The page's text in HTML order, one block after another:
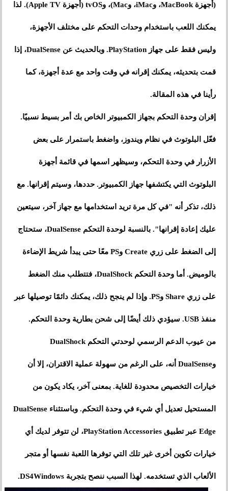
(أجهزة MacBook، وiMac، وMac)، وtvOS (أجهزة Apple TV). لذا
يمكنك اللعب باستخدام وحدات التحكم على مختلف الأجهزة،
وليس فقط على جهاز PlayStation. وبالحديث عن DualSense، إذا
قمت بتحديثه، يمكنك إقرانه في وقت واحد مع عدة أجهزة، كما
رأينا في هذه المقالة.
إقران وحدة التحكم بجهاز الكمبيوتر الخاص بك أمر بسيط نسبيًا.
فعّل البلوتوث في نظام ويندوز، واضغط باستمرار على بعض
الأزرار في وحدة التحكم، وسيظهر اسمها في قائمة أجهزة
البلوتوث التي يكتشفها جهاز الكمبيوتر. حددها، وسيتم إقرانها. مع
ذلك، تذكر أنه "في كل مرة تريد استخدامها مع جهاز آخر، سيتعين
عليك إعادة إقرانها". بالنسبة لوحدة التحكم DualSense، ستحتاج
إلى الضغط على زري Create وPS معًا حتى يبدأ شريط الإضاءة
بالوميض. أما وحدة التحكم DualShock، فتتطلب منك الضغط
على زري Share وPS. وإذا لم ينجح ذلك، يمكنك دائمًا توصيلها عبر
منفذ USB. سيؤدي ذلك أيضًا إلى شحن بطارية وحدة التحكم.
من عيوب الدعم الرسمي لوحدتي التحكم DualShock
وDualSense أنه، على الرغم من سهولة عملية الاقتران، إلا أن
خيارات التخصيص محدودة للغاية. بمعنى آخر، يكاد يكون من
المستحيل تعديل أي شيء في وحدة التحكم. وباستثناء DualSense
Edge عبر تطبيق PlayStation Accessories، لن تتوفر لديك أي
خيارات تكوين أخرى غير تلك التي توفرها اللعبة نفسها أو متجر
الألعاب الذي تستخدمه. لهذا السبب ننصح بتجربة DS4Windows.